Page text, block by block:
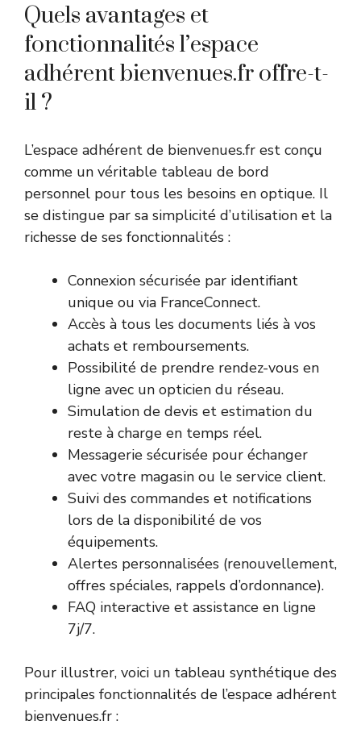
Quels avantages et
fonctionnalités l’espace
adhérent bienvenues.fr offre-t-
il ?
L’espace adhérent de bienvenues.fr est conçu
comme un véritable tableau de bord
personnel pour tous les besoins en optique. Il
se distingue par sa simplicité d’utilisation et la
richesse de ses fonctionnalités :
Connexion sécurisée par identifiant
unique ou via FranceConnect.
Accès à tous les documents liés à vos
achats et remboursements.
Possibilité de prendre rendez-vous en
ligne avec un opticien du réseau.
Simulation de devis et estimation du
reste à charge en temps réel.
Messagerie sécurisée pour échanger
avec votre magasin ou le service client.
Suivi des commandes et notifications
lors de la disponibilité de vos
équipements.
Alertes personnalisées (renouvellement,
offres spéciales, rappels d’ordonnance).
FAQ interactive et assistance en ligne
7j/7.
Pour illustrer, voici un tableau synthétique des
principales fonctionnalités de l’espace adhérent
bienvenues.fr :